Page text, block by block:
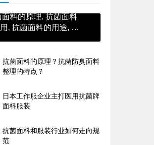
面料的原理, 抗菌面料
, 抗菌面料的用途, 抗
抗菌面料的原理？抗菌防臭面料
整理的特点？
日本工作服企业主打医用抗菌牌
面料服装
抗菌面料和服装行业如何走向规
范